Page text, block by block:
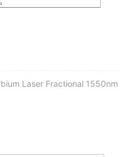
Laser Fractional 1550nm